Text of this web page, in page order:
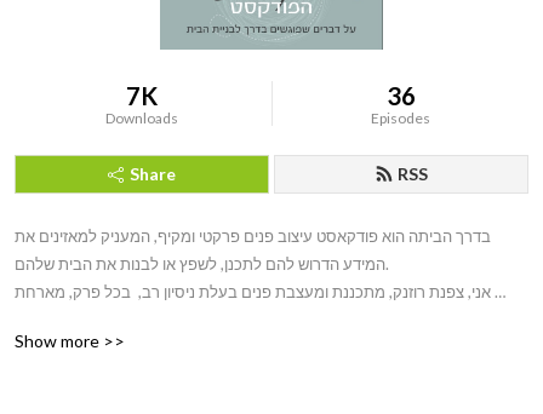
7K
Downloads
36
Episodes
Share RSS
בדרך הביתה הוא פודקאסט עיצוב פנים פרקטי ומקיף, המעניק למאזינים את
המידע הדרוש להם לתכנן, לשפץ או לבנות את הבית שלהם.
אני, צפנת רוזנק, מתכננת ומעצבת פנים בעלת ניסיון רב,  בכל פרק, מארחת
והניסיון עם המאזינים.
Show more >>